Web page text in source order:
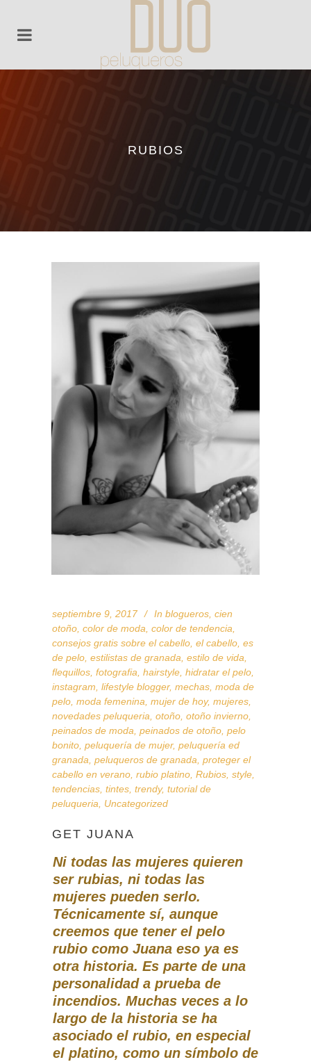
RUBIOS
septiembre 9, 2017 In blogueros, cien
otoño, color de moda, color de tendencia,
consejos gratis sobre el cabello, el cabello, es
de pelo, estilistas de granada, estilo de vida,
flequillos, fotografia, hairstyle, hidratar el pelo,
instagram, lifestyle blogger, mechas, moda de
pelo, moda femenina, mujer de hoy, mujeres,
novedades peluqueria, otoño, otoño invierno,
peinados de moda, peinados de otoño, pelo
bonito, peluquería de mujer, peluquería ed
granada, peluqueros de granada, proteger el
cabello en verano, rubio platino, Rubios, style,
tendencias, tintes, trendy, tutorial de
peluqueria, Uncategorized
GET JUANA
Ni todas las mujeres quieren
ser rubias, ni todas las
mujeres pueden serlo.
Técnicamente sí, aunque
creemos que tener el pelo
rubio como Juana eso ya es
otra historia. Es parte de una
personalidad a prueba de
incendios. Muchas veces a lo
largo de la historia se ha
asociado el rubio, en especial
el platino, como un símbolo de